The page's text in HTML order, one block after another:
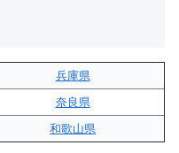
兵庫県
奈良県
和歌山県